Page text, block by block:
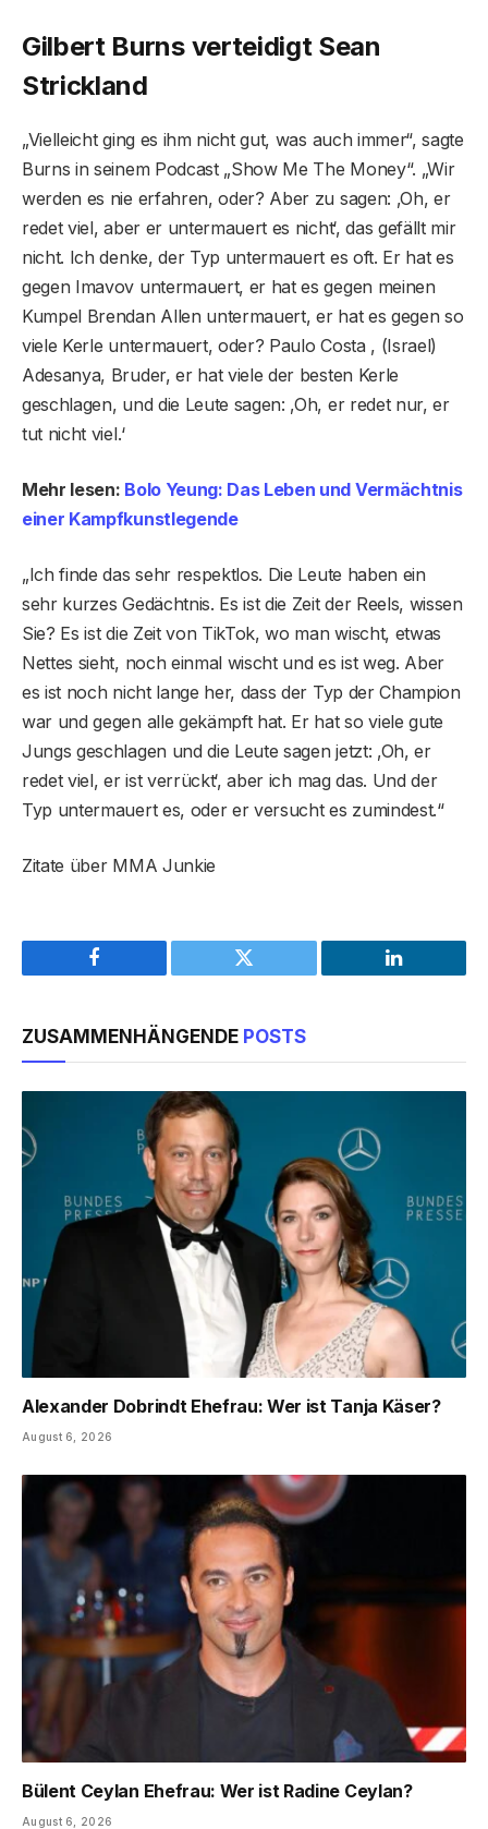
Gilbert Burns verteidigt Sean
Strickland
„Vielleicht ging es ihm nicht gut, was auch immer“, sagte
Burns in seinem Podcast „Show Me The Money“. „Wir
werden es nie erfahren, oder? Aber zu sagen: ‚Oh, er
redet viel, aber er untermauert es nicht‘, das gefällt mir
nicht. Ich denke, der Typ untermauert es oft. Er hat es
gegen Imavov untermauert, er hat es gegen meinen
Kumpel Brendan Allen untermauert, er hat es gegen so
viele Kerle untermauert, oder? Paulo Costa , (Israel)
Adesanya, Bruder, er hat viele der besten Kerle
geschlagen, und die Leute sagen: ‚Oh, er redet nur, er
tut nicht viel.‘
Mehr lesen: Bolo Yeung: Das Leben und Vermächtnis
einer Kampfkunstlegende
„Ich finde das sehr respektlos. Die Leute haben ein
sehr kurzes Gedächtnis. Es ist die Zeit der Reels, wissen
Sie? Es ist die Zeit von TikTok, wo man wischt, etwas
Nettes sieht, noch einmal wischt und es ist weg. Aber
es ist noch nicht lange her, dass der Typ der Champion
war und gegen alle gekämpft hat. Er hat so viele gute
Jungs geschlagen und die Leute sagen jetzt: ‚Oh, er
redet viel, er ist verrückt‘, aber ich mag das. Und der
Typ untermauert es, oder er versucht es zumindest.“
Zitate über MMA Junkie
Facebook Twitter LinkedIn
ZUSAMMENHÄNGENDE POSTS
Alexander Dobrindt Ehefrau: Wer ist Tanja Käser?
August 6, 2026
Bülent Ceylan Ehefrau: Wer ist Radine Ceylan?
August 6, 2026